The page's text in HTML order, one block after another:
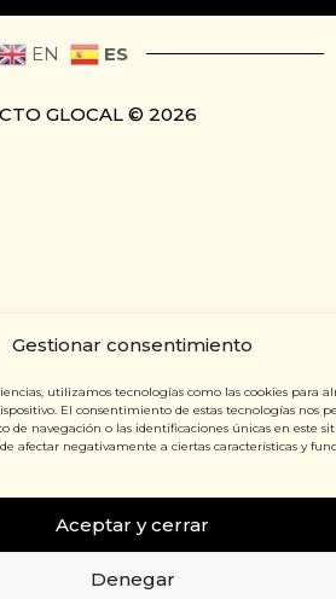
Gestionar consentimiento
utilizamos tecnologías como las cookies para
El consentimiento de estas tecnologías nos
de navegación o las identificaciones únicas en este
afectar negativamente a ciertas características y
Aceptar y cerrar
Denegar
EN ES
GLOCAL © 2026